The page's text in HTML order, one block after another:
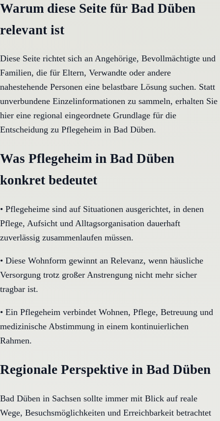
Warum diese Seite für Bad Düben
relevant ist
Diese Seite richtet sich an Angehörige, Bevollmächtigte und
Familien, die für Eltern, Verwandte oder andere
nahestehende Personen eine belastbare Lösung suchen. Statt
unverbundene Einzelinformationen zu sammeln, erhalten Sie
hier eine regional eingeordnete Grundlage für die
Entscheidung zu Pflegeheim in Bad Düben.
Was Pflegeheim in Bad Düben
konkret bedeutet
• Pflegeheime sind auf Situationen ausgerichtet, in denen
Pflege, Aufsicht und Alltagsorganisation dauerhaft
zuverlässig zusammenlaufen müssen.
• Diese Wohnform gewinnt an Relevanz, wenn häusliche
Versorgung trotz großer Anstrengung nicht mehr sicher
tragbar ist.
• Ein Pflegeheim verbindet Wohnen, Pflege, Betreuung und
medizinische Abstimmung in einem kontinuierlichen
Rahmen.
Regionale Perspektive in Bad Düben
Bad Düben in Sachsen sollte immer mit Blick auf reale
Wege, Besuchsmöglichkeiten und Erreichbarkeit betrachtet